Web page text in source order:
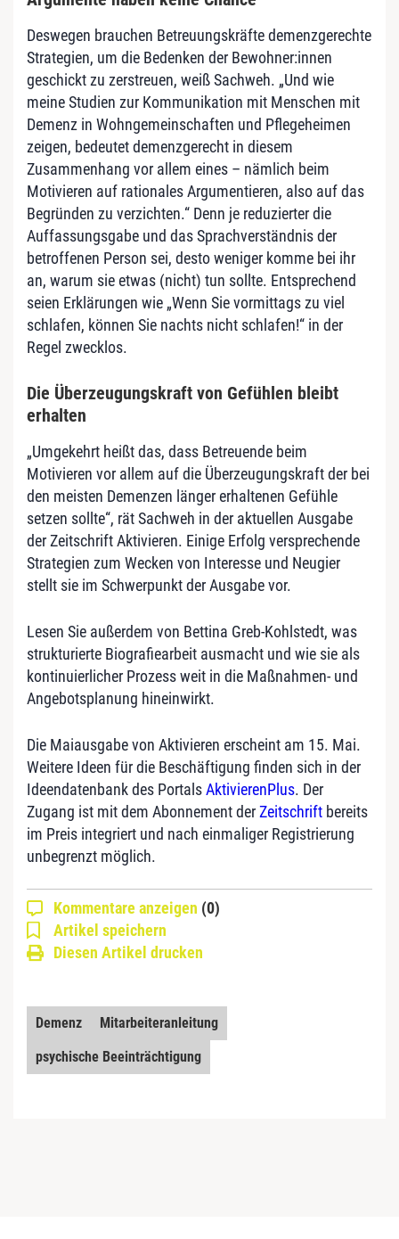
Deswegen brauchen Betreuungskräfte demenzgerechte
Strategien, um die Bedenken der Bewohner:innen
geschickt zu zerstreuen, weiß Sachweh. „Und wie
meine Studien zur Kommunikation mit Menschen mit
Demenz in Wohngemeinschaften und Pflegeheimen
zeigen, bedeutet demenzgerecht in diesem
Zusammenhang vor allem eines – nämlich beim
Motivieren auf rationales Argumentieren, also auf das
Begründen zu verzichten.“ Denn je reduzierter die
Auffassungsgabe und das Sprachverständnis der
betroffenen Person sei, desto weniger komme bei ihr
an, warum sie etwas (nicht) tun sollte. Entsprechend
seien Erklärungen wie „Wenn Sie vormittags zu viel
schlafen, können Sie nachts nicht schlafen!“ in der
Regel zwecklos.
Die Überzeugungskraft von Gefühlen bleibt
erhalten
„Umgekehrt heißt das, dass Betreuende beim
Motivieren vor allem auf die Überzeugungskraft der bei
den meisten Demenzen länger erhaltenen Gefühle
setzen sollte“, rät Sachweh in der aktuellen Ausgabe
der Zeitschrift Aktivieren. Einige Erfolg versprechende
Strategien zum Wecken von Interesse und Neugier
stellt sie im Schwerpunkt der Ausgabe vor.
Lesen Sie außerdem von Bettina Greb-Kohlstedt, was
strukturierte Biografiearbeit ausmacht und wie sie als
kontinuierlicher Prozess weit in die Maßnahmen- und
Angebotsplanung hineinwirkt.
Die Maiausgabe von Aktivieren erscheint am 15. Mai.
Weitere Ideen für die Beschäftigung finden sich in der
Ideendatenbank des PortalsAktivierenPlus. Der
Zugang ist mit dem Abonnement derZeitschrift bereits
im Preis integriert und nach einmaliger Registrierung
unbegrenzt möglich.
Kommentare anzeigen (0)
Artikel speichern
Diesen Artikel drucken
Demenz
Mitarbeiteranleitung
psychische Beeinträchtigung